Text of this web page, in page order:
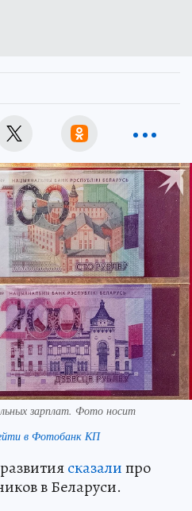
зарплат. Фото носит
в Фотобанк КП
сказалипро
в Беларуси.